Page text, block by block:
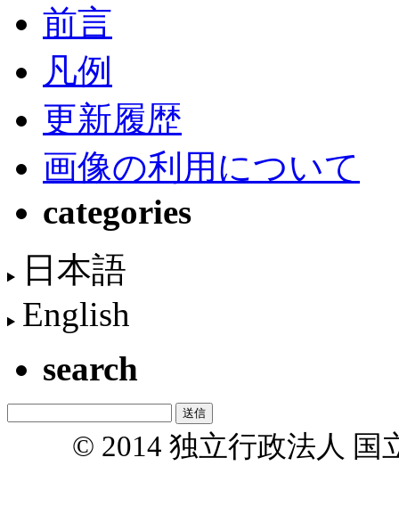
前言
凡例
更新履歴
画像の利用について
categories
日本語
English
search
© 2014 独立行政法人 国